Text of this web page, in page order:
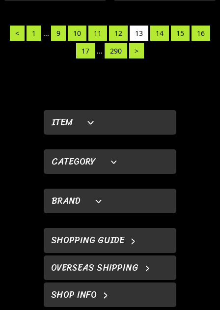
ITEM
CATEGORY
BRAND
SHOPPING GUIDE
OVERSEAS SHIPPING
SHOP INFO
< 1 ... 9 10 11 12 13 14 15
16
17
... 290 >